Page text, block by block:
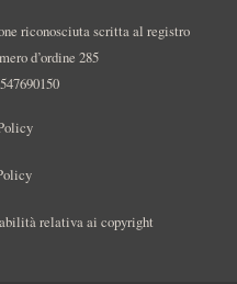
riconosciuta scritta al registro
d’ordine 285
relativa ai copyright